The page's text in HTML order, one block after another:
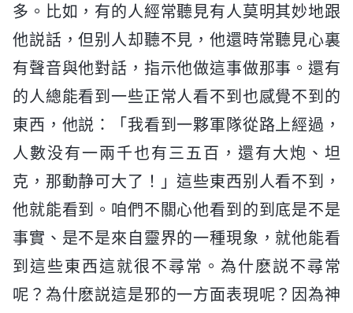
多。比如，有的人經常聽見有人莫明其妙地跟
他説話，但别人却聽不見，他還時常聽見心裏
有聲音與他對話，指示他做這事做那事。還有
的人總能看到一些正常人看不到也感覺不到的
東西，他説：「我看到一夥軍隊從路上經過，
人數没有一兩千也有三五百，還有大炮、坦
克，那動静可大了！」這些東西别人看不到，
他就能看到。咱們不關心他看到的到底是不是
事實、是不是來自靈界的一種現象，就他能看
到這些東西這就很不尋常。為什麽説不尋常
呢？為什麽説這是邪的一方面表現呢？因為神